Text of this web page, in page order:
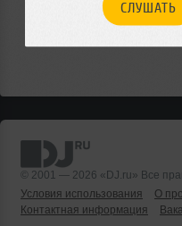
СЛУШАТЬ
© 2001 — 2026 «DJ.ru» Все
Условия использования
О
Контактная информация